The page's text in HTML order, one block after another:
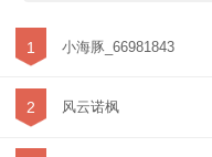
1 小海豚_66981843
2 风云诺枫